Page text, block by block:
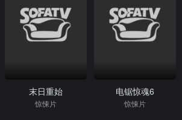
末日重始
惊悚片
电锯惊魂6
惊悚片